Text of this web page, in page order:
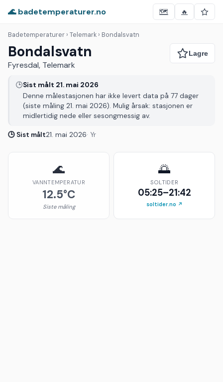
🌊 badetemperaturer.no 🗺️ 🔥
Badetemperaturer › Telemark › Bondalsvatn
Bondalsvatn
Fyresdal, Telemark
🕒Sist målt 21. mai 2026
Denne målestasjonen har ikke levert data på 77 dager
(siste måling 21. mai 2026). Mulig årsak: stasjonen er
midlertidig nede eller sesongmessig av.
🕒 Sist målt21. mai 2026· Yr
🌊
VANNTEMPERATUR
12.5°C
Siste måling
🌅
SOLTIDER
05:25–21:42
soltider.no ↗